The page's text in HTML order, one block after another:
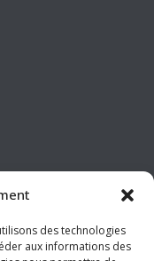
des technologies
aux informations des